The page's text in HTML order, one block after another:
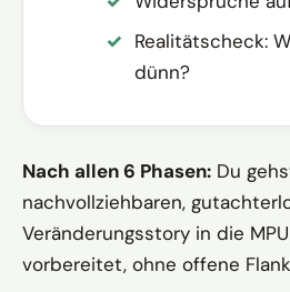
Realitätscheck:
dünn?
Nach allen 6 Phasen: Du
nachvollziehbaren,
Veränderungsstory in die
vorbereitet, ohne offene